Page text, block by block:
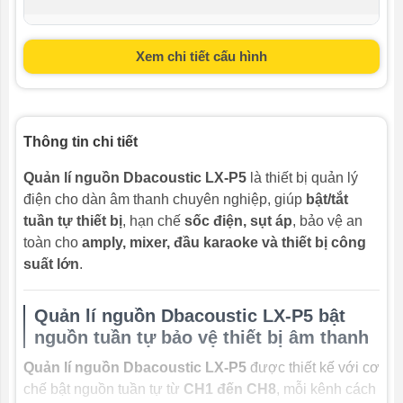
Thông tin chi tiết
Quản lí nguồn Dbacoustic LX-P5 là thiết bị quản lý
điện cho dàn âm thanh chuyên nghiệp, giúp bật/tắt
tuần tự thiết bị, hạn chế sốc điện, sụt áp, bảo vệ an
toàn cho amply, mixer, đầu karaoke và thiết bị công
suất lớn.
Quản lí nguồn Dbacoustic LX-P5 bật
nguồn tuần tự bảo vệ thiết bị âm thanh
Quản lí nguồn Dbacoustic LX-P5 được thiết kế với cơ
chế bật nguồn tuần tự từ CH1 đến CH8, mỗi kênh cách
Cổng kết nối
xa
Switch In
Màn hình hiển
thị
LED
Kích thước
(Dài x Rộng x
Trọng lượng 2.6 kg
Xem chi tiết cấu hình